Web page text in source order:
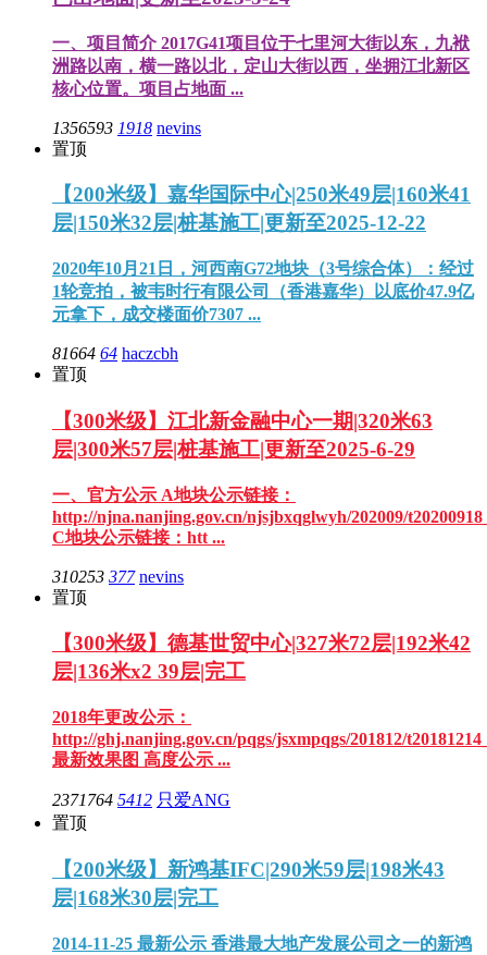
一、项目简介 2017G41项目位于七里河大街以东，九袱
洲路以南，横一路以北，定山大街以西，坐拥江北新区
核心位置。项目占地面 ...
1356593 1918 nevins
置顶
【200米级】嘉华国际中心|250米49层|160米41
层|150米32层|桩基施工|更新至2025-12-22
2020年10月21日，河西南G72地块（3号综合体）：经过
1轮竞拍，被韦时行有限公司（香港嘉华）以底价47.9亿
元拿下，成交楼面价7307 ...
81664 64 haczcbh
置顶
【300米级】江北新金融中心一期|320米63
层|300米57层|桩基施工|更新至2025-6-29
一、官方公示 A地块公示链接：
http://njna.nanjing.gov.cn/njsjbxqglwyh/202009/
C地块公示链接：htt ...
310253 377 nevins
置顶
【300米级】德基世贸中心|327米72层|192米42
层|136米x2 39层|完工
2018年更改公示：
http://ghj.nanjing.gov.cn/pqgs/jsxmpqgs/201812/
最新效果图 高度公示 ...
2371764 5412 只爱ANG
置顶
【200米级】新鸿基IFC|290米59层|198米43
层|168米30层|完工
2014-11-25 最新公示 香港最大地产发展公司之一的新鸿